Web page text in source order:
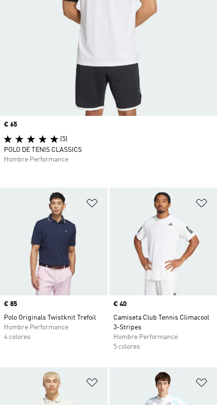
Añadir a la lista de deseos
Precio
€ 85
Polo Originals Twistknit Trefoil
Hombre Performance
4 colores
Precio
€ 40
Camiseta Club Tennis Climacool
3-Stripes
Hombre Performance
5 colores
Añadir a la lista de deseos
Precio
€ 65
(5)
POLO DE TENIS CLASSICS
Hombre Performance